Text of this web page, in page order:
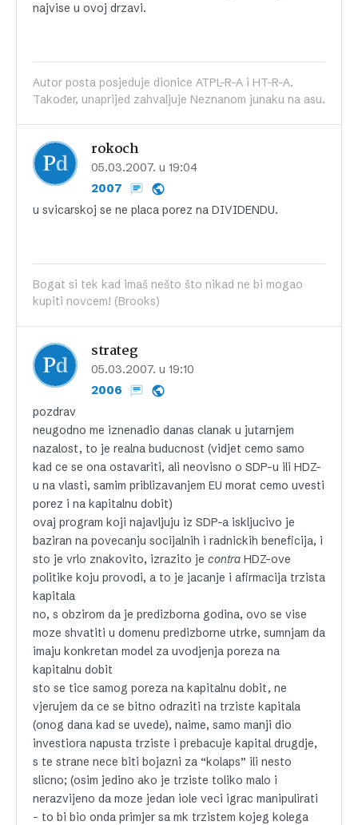
najvise u ovoj drzavi.
Autor posta posjeduje dionice ATPL-R-A i HT-R-A.
Također, unaprijed zahvaljuje Neznanom junaku na asu.
rokoch
05.03.2007. u 19:04
2007
u svicarskoj se ne placa porez na DIVIDENDU.
Bogat si tek kad imaš nešto što nikad ne bi mogao
kupiti novcem! (Brooks)
strateg
05.03.2007. u 19:10
2006
pozdrav
neugodno me iznenadio danas clanak u jutarnjem
nazalost, to je realna buducnost (vidjet cemo samo
kad ce se ona ostavariti, ali neovisno o SDP-u ili HDZ-
u na vlasti, samim priblizavanjem EU morat cemo uvesti
porez i na kapitalnu dobit)
ovaj program koji najavljuju iz SDP-a iskljucivo je
baziran na povecanju socijalnih i radnickih beneficija, i
sto je vrlo znakovito, izrazito je contra HDZ-ove
politike koju provodi, a to je jacanje i afirmacija trzista
kapitala
no, s obzirom da je predizborna godina, ovo se vise
moze shvatiti u domenu predizborne utrke, sumnjam da
imaju konkretan model za uvodjenja poreza na
kapitalnu dobit
sto se tice samog poreza na kapitalnu dobit, ne
vjerujem da ce se bitno odraziti na trziste kapitala
(onog dana kad se uvede), naime, samo manji dio
investiora napusta trziste i prebacuje kapital drugdje,
s te strane nece biti bojazni za “kolaps” ili nesto
slicno; (osim jedino ako je trziste toliko malo i
nerazvijeno da moze jedan iole veci igrac manipulirati
– to bi bio onda primjer sa mk trzistem kojeg kolega